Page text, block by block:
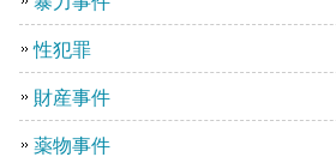
性犯罪
財産事件
薬物事件